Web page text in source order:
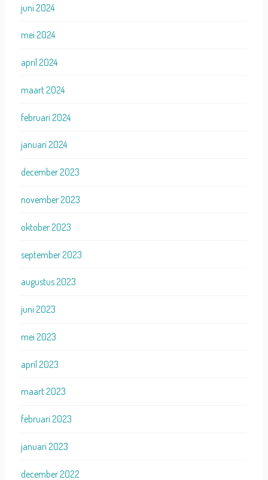
juni 2024
mei 2024
april 2024
maart 2024
februari 2024
januari 2024
december 2023
november 2023
oktober 2023
september 2023
augustus 2023
juni 2023
mei 2023
april 2023
maart 2023
februari 2023
januari 2023
december 2022